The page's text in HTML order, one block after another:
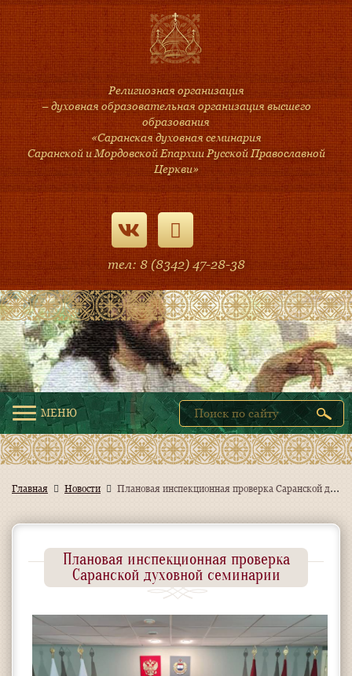
Религиозная организация
– духовная образовательная организация высшего
образования
«Саранская духовная семинария
Саранской и Мордовской Епархии Русской Православной
Церкви»
тел: 8 (8342) 47-28-38
МЕНЮ
Главная Новости П
лановая инспекционная проверка Саранской духовной семинарии
Плановая инспекционная проверка
Саранской духовной семинарии